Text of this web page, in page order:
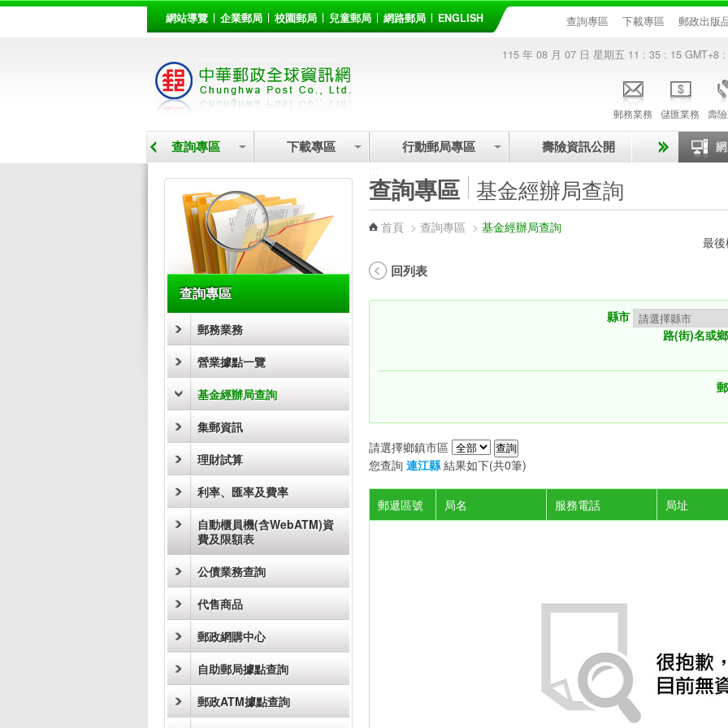
::: 網站導覽 企業郵局 校園郵局 兒童郵局 網路郵局 ENGLISH 查詢專區 下載專區 郵政出版
115 年 08 月 07 日 星期五 11 : 35 : 15 GMT+8
郵務業務 儲匯業務 壽
查詢專區 下載專區 行動郵局專區 壽險資訊公開
查詢專區
郵務業務
營業據點一覽
基金經辦局查詢
集郵資訊
理財試算
利率、匯率及費率
自動櫃員機(含WebATM)資
費及限額表
公債業務查詢
代售商品
郵政網購中心
自助郵局據點查詢
郵政ATM據點查詢
查詢專區 基金經辦局查詢
首頁 > 查詢專區 > 基金經辦局查詢
最
回列表
縣市
路(街)名或
請選擇鄉鎮市區
您查詢 連江縣 結果如下(共0筆)
郵遞區號 局名 服務電話 局址